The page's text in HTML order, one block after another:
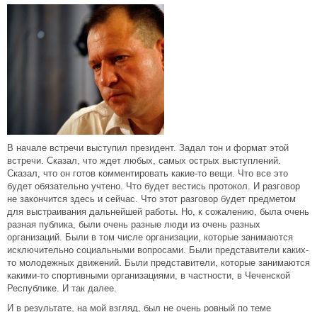
В начале встречи выступил президент. Задал тон и формат этой
встречи. Сказал, что ждет любых, самых острых выступлений.
Сказал, что он готов комментировать какие-то вещи. Что все это
будет обязательно учтено. Что будет вестись протокол. И разговор
не закончится здесь и сейчас. Что этот разговор будет предметом
для выстраивания дальнейшей работы. Но, к сожалению, была очень
разная публика, были очень разные люди из очень разных
организаций. Были в том числе организации, которые занимаются
исключительно социальными вопросами. Были представители каких-
то молодежных движений. Были представители, которые занимаются
какими-то спортивными организациями, в частности, в Чеченской
Республике. И так далее.
И в результате, на мой взгляд, был не очень ровный по теме